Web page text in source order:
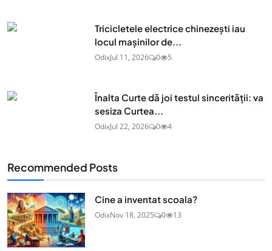
Tricicletele electrice chinezești iau
locul mașinilor de...
OdixJul 11, 2026 0 5
Înalta Curte dă joi testul sincerității: va
sesiza Curtea...
OdixJul 22, 2026 0 4
Recommended Posts
Cine a inventat scoala?
OdixNov 18, 2025 0 13